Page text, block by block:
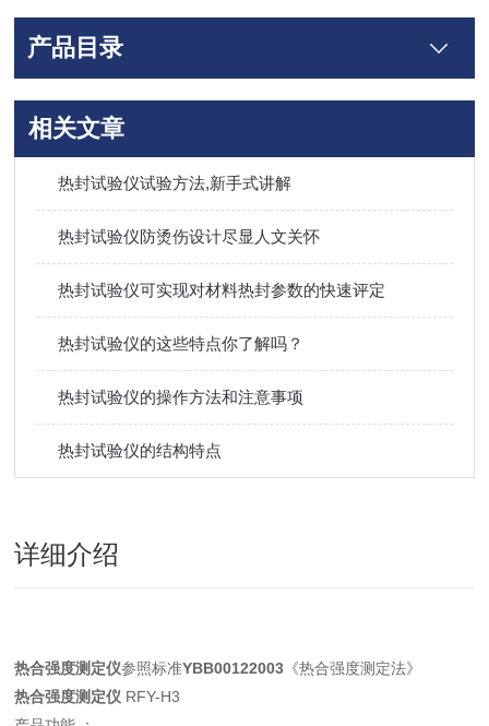
产品目录
相关文章
热封试验仪试验方法,新手式讲解
热封试验仪防烫伤设计尽显人文关怀
热封试验仪可实现对材料热封参数的快速评定
热封试验仪的这些特点你了解吗？
热封试验仪的操作方法和注意事项
热封试验仪的结构特点
详细介绍
热合强度测定仪参照标准YBB00122003 《热合强度测定法》
热合强度测定仪 RFY-H3